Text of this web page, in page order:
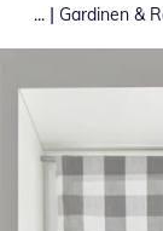
... | Gardinen &